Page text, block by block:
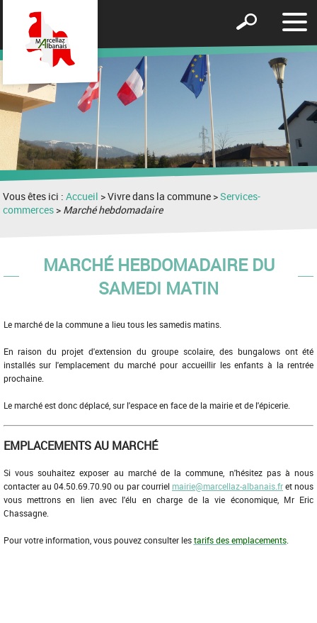
le
Afficher
formulaire
recherche
Vous êtes ici :Accueil > Vivre dans la commune >Services-
commerces > Marché hebdomadaire
MARCHÉ HEBDOMADAIRE DU
SAMEDI MATIN
Le marché de la commune a lieu tous les samedis matins.
En raison du projet d'extension du groupe scolaire, des bungalows ont été
installés sur l'emplacement du marché pour accueillir les enfants à la rentrée
prochaine.
Le marché est donc déplacé, sur l'espace en face de la mairie et de l'épicerie.
EMPLACEMENTS AU MARCHÉ
Si vous souhaitez exposer au marché de la commune, n'hésitez pas à nous
contacter au 04.50.69.70.90 ou par courriel mairie@marcellaz-albanais.fr et nous
vous mettrons en lien avec l'élu en charge de la vie économique, Mr Eric
Chassagne.
Pour votre information, vous pouvez consulter lestarifs des emplacements.